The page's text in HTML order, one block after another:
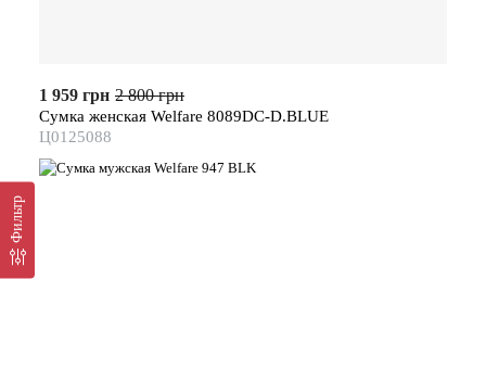
Фильтр
1 959 грн 2 800 грн
Сумка женская Welfare 8089DC-D.BLUE
Ц0125088